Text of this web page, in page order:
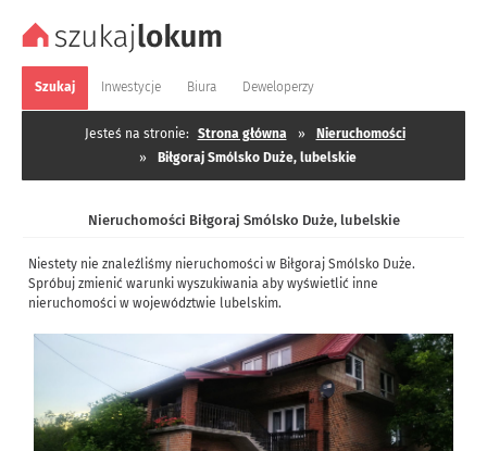
Szukaj Inwestycje Biura Deweloperzy
Jesteś na stronie: Strona główna »
Nieruchomości
»
Biłgoraj Smólsko Duże, lubelskie
Nieruchomości Biłgoraj Smólsko Duże, lubelskie
Niestety nie znaleźliśmy nieruchomości w Biłgoraj Smólsko Duże.
Spróbuj zmienić warunki wyszukiwania aby wyświetlić inne
nieruchomości w województwie lubelskim.